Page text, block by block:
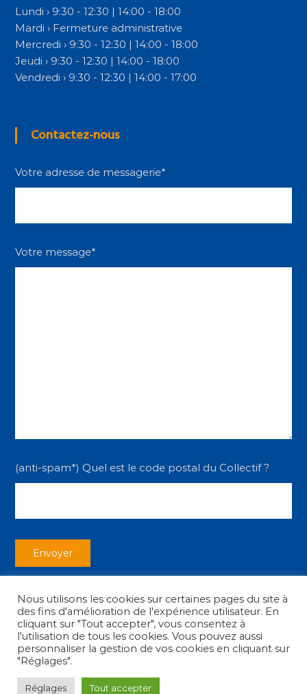
Lundi › 9:30 - 12:30 | 14:00 - 18:00
Mardi › Fermeture administrative
Mercredi › 9:30 - 12:30 | 14:00 - 18:00
Jeudi › 9:30 - 12:30 | 14:00 - 18:00
Vendredi › 9:30 - 12:30 | 14:00 - 17:00
Contactez-nous
Votre adresse de messagerie*
Votre message*
(anti-spam*) Quel est le code postal du Collectif ?
Copyright © 2026Collectif des Associations|Mentions légales
facebook
Nous utilisons les cookies sur certaines pages du site à
des fins d'amélioration de l'expérience utilisateur. En
cliquant sur "Tout accepter", vous consentez à
l'utilisation de tous les cookies. Vous pouvez aussi
personnaliser la gestion de vos cookies en cliquant sur
"Réglages".
Réglages Tout accepter